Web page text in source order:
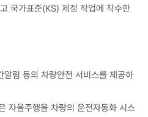
국가표준(KS) 제정 작업에 착수한
림 등의 차량안전 서비스를 제공하
자율주행을 차량의 운전자동화 시스